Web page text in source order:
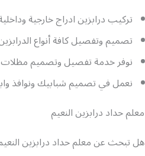
تركيب درابزين ادراج خارجية
تصميم وتفصيل كافة أنواع
نوفر خدمة تفصيل وتصميم مظلات
نعمل في تصميم شبابيك ونوافذ
معلم حداد درابزين النعيم
هل تبحث عن معلم حداد درابزين